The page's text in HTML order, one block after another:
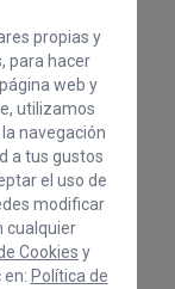
en 2025
propias y
para hacer
web y
utilizamos
navegación
a tus gustos
el uso de
modificar
cualquier
Cookies y
Política de